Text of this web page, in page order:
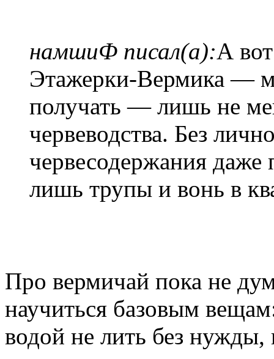
намшиФ писал(а):А
Этажерки-Вермика —
получать — лишь не
червеводства. Без
червесодержания даже
лишь трупы и вонь в
Про вермичай пока не
научиться базовым
водой не лить без нужды,